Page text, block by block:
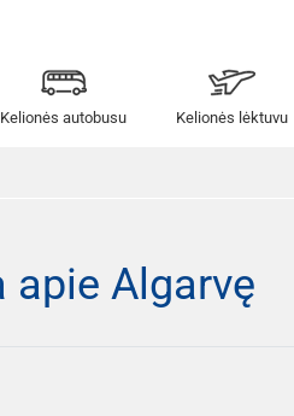
Kelionės autobusu Kelionės lėktuvu
Algarvę